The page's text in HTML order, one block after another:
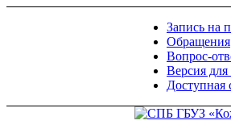
Запись на
Обращения
Вопрос-
Версия
Доступная